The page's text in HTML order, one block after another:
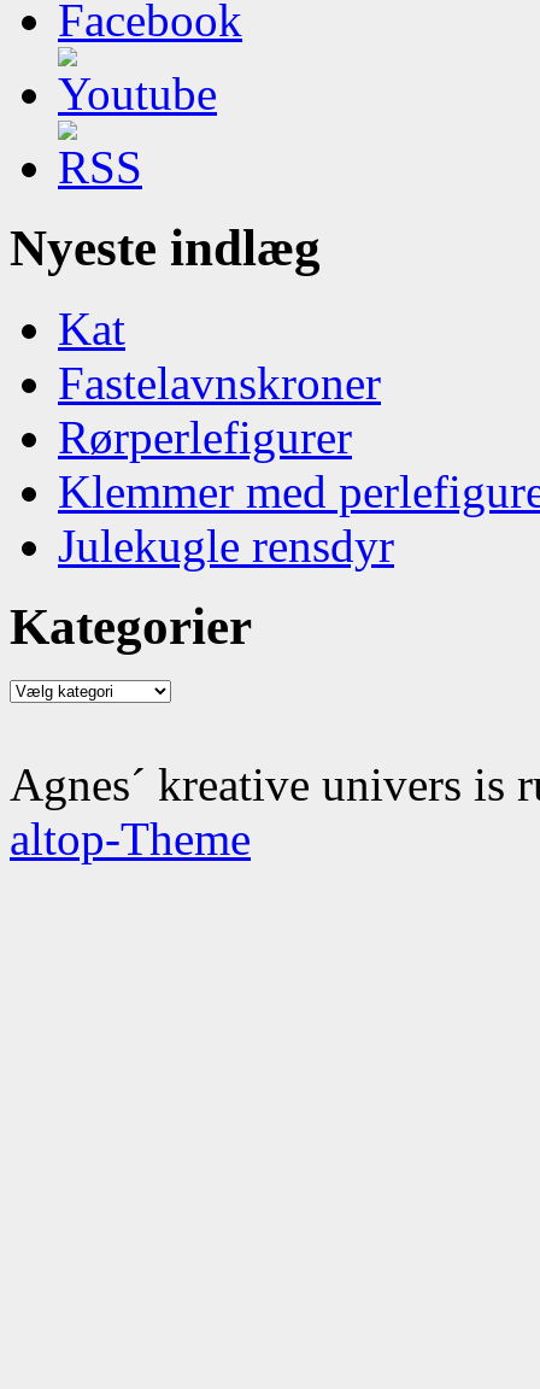
Nyeste indlæg
Kat
Fastelavnskroner
Rørperlefigurer
Klemmer med
Julekugle rensdyr
Kategorier
Kategorier
Agnes´ kreative univers
altop-Theme